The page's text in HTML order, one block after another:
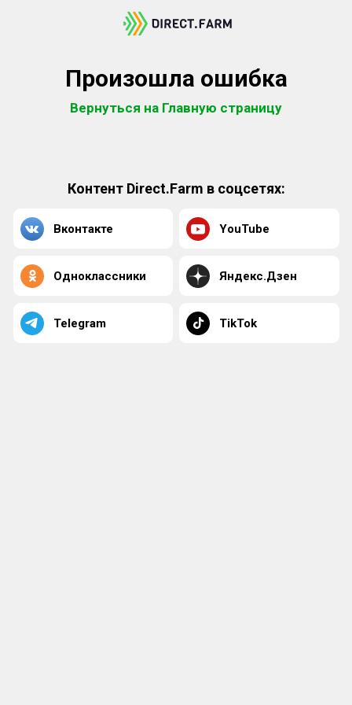
Произошла ошибка
Вернуться на Главную страницу
Контент Direct.Farm в соцсетях:
Вконтакте YouTube
Одноклассники Яндекс.Дзен
Telegram TikTok